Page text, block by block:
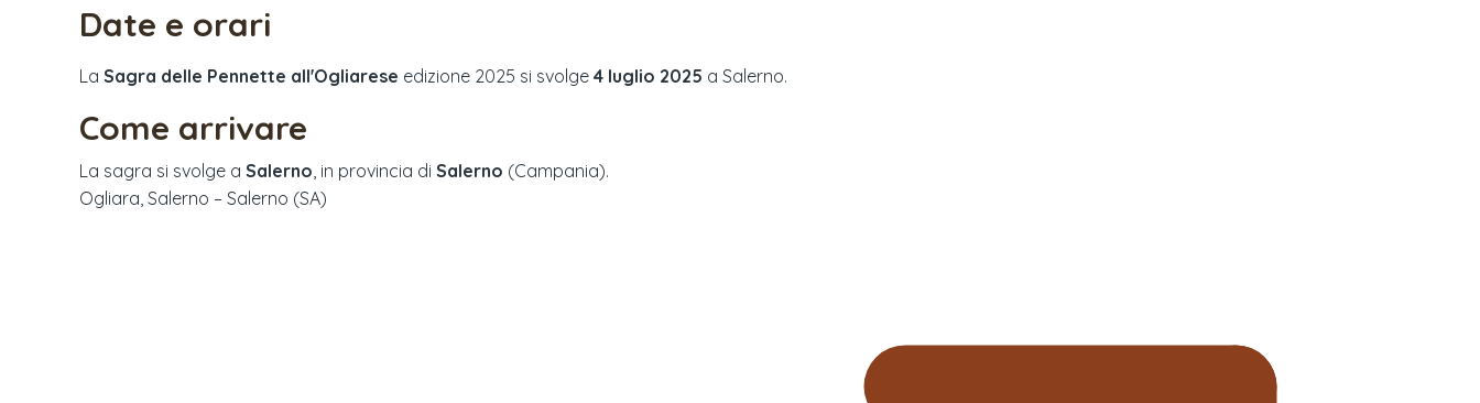
Date e orari
La Sagra delle Pennette all'Ogliarese edizione 2025 si svolge 4 luglio 2025 a Salerno.
Come arrivare
La sagra si svolge a Salerno , in provincia di Salerno (Campania).
Ogliara, Salerno – Salerno (SA)